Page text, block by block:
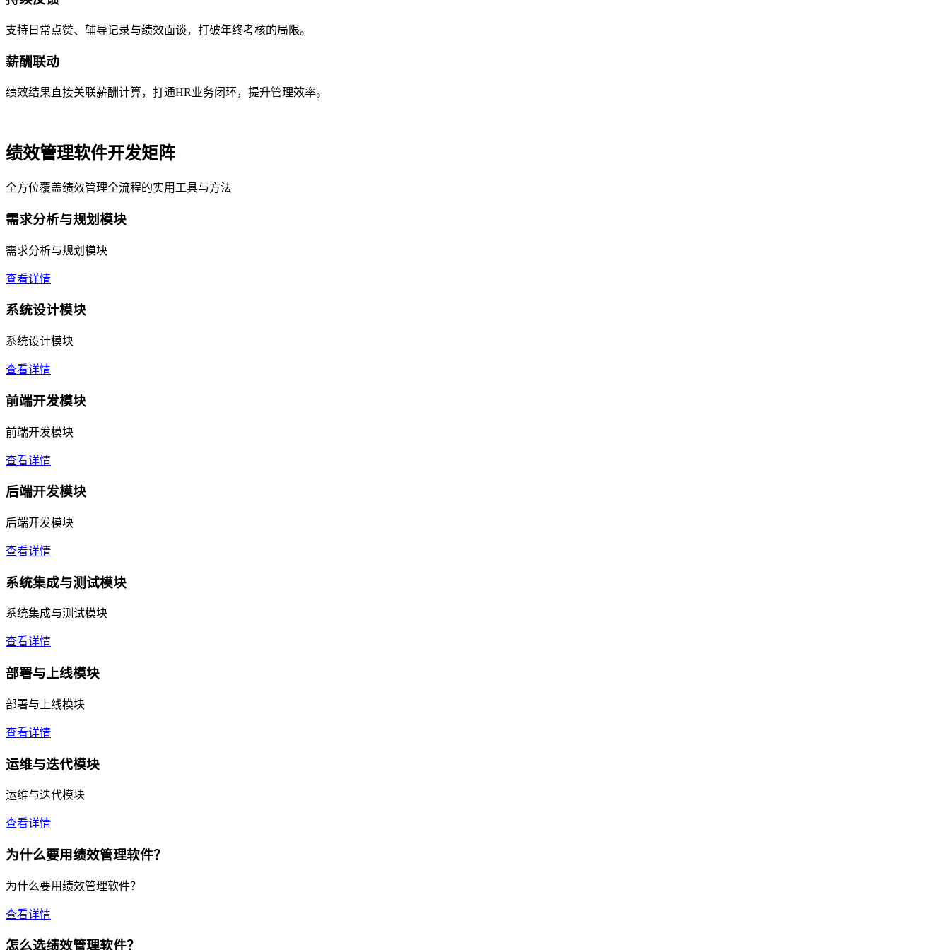
支持日常点赞、辅导记录与绩效面谈，打破年终考核的局限。
薪酬联动
绩效结果直接关联薪酬计算，打通HR业务闭环，提升管理效率。
绩效管理软件开发矩阵
全方位覆盖绩效管理全流程的实用工具与方法
需求分析与规划模块
需求分析与规划模块
查看详情
系统设计模块
系统设计模块
查看详情
前端开发模块
前端开发模块
查看详情
后端开发模块
后端开发模块
查看详情
系统集成与测试模块
系统集成与测试模块
查看详情
部署与上线模块
部署与上线模块
查看详情
运维与迭代模块
运维与迭代模块
查看详情
为什么要用绩效管理软件？
为什么要用绩效管理软件？
查看详情
怎么选绩效管理软件？